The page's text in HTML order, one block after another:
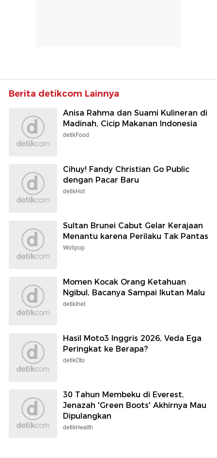
Berita detikcom Lainnya
Anisa Rahma dan Suami Kulineran di
Madinah, Cicip Makanan Indonesia
detikFood
Cihuy! Fandy Christian Go Public
dengan Pacar Baru
detikHot
Sultan Brunei Cabut Gelar Kerajaan
Menantu karena Perilaku Tak Pantas
Wolipop
Momen Kocak Orang Ketahuan
Ngibul, Bacanya Sampai Ikutan Malu
detikInet
Hasil Moto3 Inggris 2026, Veda Ega
Peringkat ke Berapa?
detikOto
30 Tahun Membeku di Everest,
Jenazah 'Green Boots' Akhirnya Mau
Dipulangkan
detikHealth